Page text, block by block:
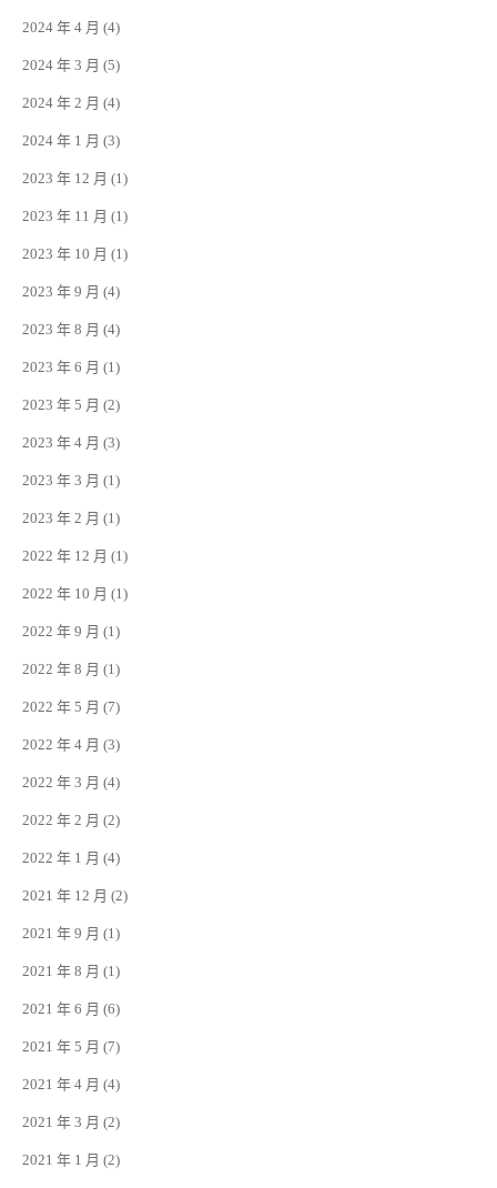
2024 年 4 月 (4)
2024 年 3 月 (5)
2024 年 2 月 (4)
2024 年 1 月 (3)
2023 年 12 月 (1)
2023 年 11 月 (1)
2023 年 10 月 (1)
2023 年 9 月 (4)
2023 年 8 月 (4)
2023 年 6 月 (1)
2023 年 5 月 (2)
2023 年 4 月 (3)
2023 年 3 月 (1)
2023 年 2 月 (1)
2022 年 12 月 (1)
2022 年 10 月 (1)
2022 年 9 月 (1)
2022 年 8 月 (1)
2022 年 5 月 (7)
2022 年 4 月 (3)
2022 年 3 月 (4)
2022 年 2 月 (2)
2022 年 1 月 (4)
2021 年 12 月 (2)
2021 年 9 月 (1)
2021 年 8 月 (1)
2021 年 6 月 (6)
2021 年 5 月 (7)
2021 年 4 月 (4)
2021 年 3 月 (2)
2021 年 1 月 (2)